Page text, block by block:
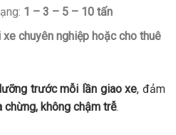
1 – 3 – 5 – 10 tấn
xe chuyên nghiệp hoặc cho thuê
trước mỗi lần giao xe, đảm
chừng, không chậm trễ.